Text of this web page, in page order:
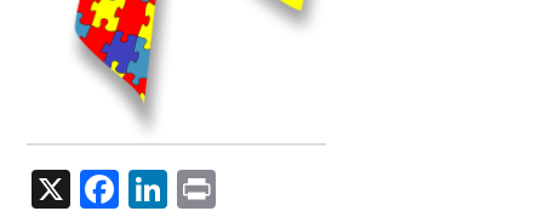
X Facebook
LinkedIn